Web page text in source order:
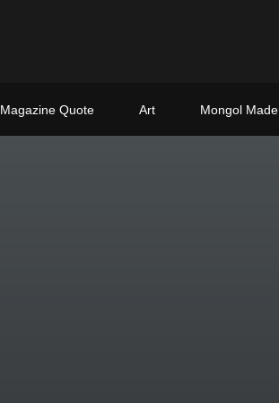
Magazine Quote Art Mongol Made